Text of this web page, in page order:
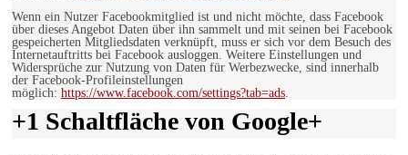
Wenn ein Nutzer Facebookmitglied ist und nicht möchte, dass Facebook
über dieses Angebot Daten über ihn sammelt und mit seinen bei Facebook
gespeicherten Mitgliedsdaten verknüpft, muss er sich vor dem Besuch des
Internetauftritts bei Facebook ausloggen. Weitere Einstellungen und
Widersprüche zur Nutzung von Daten für Werbezwecke, sind innerhalb
der Facebook-Profileinstellungen
möglich: https://www.facebook.com/settings?tab=ads.
+1 Schaltfläche von Google+